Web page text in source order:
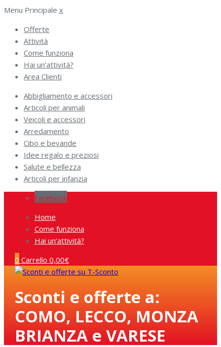
Menu Principale x
Offerte
Attività
Come funziona
Hai un’attività?
Area Clienti
Abbigliamento e accessori
Articoli per animali
Veicoli e accessori
Arredamento
Cibo e bevande
Idee regalo e preziosi
Salute e bellezza
Articoli per infanzia
Facebook
Home
Come funziona
Hai un’attività?
0 Carrello 0,00€
Sconti e offerte a:
COMO, LECCO, MONZA
BRIANZA e VARESE